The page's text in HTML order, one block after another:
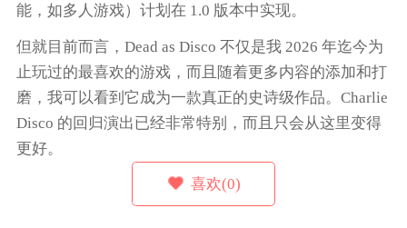
能，如多人游戏）计划在 1.0 版本中实现。
但就目前而言， Dead as Disco 不仅是我 2026 年迄今为
止玩过的最喜欢的游戏，而且随着更多内容的添加和打
磨，我可以看到它成为一款真正的史诗级作品。Charlie
Disco 的回归演出已经非常特别，而且只会从这里变得
更好。
喜欢(0)